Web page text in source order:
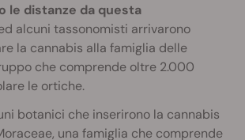
le distanze da questa
alcuni tassonomisti arrivarono
la cannabis alla famiglia delle
che comprende oltre 2.000
le ortiche.
botanici che inserirono la cannabis
una famiglia che comprende